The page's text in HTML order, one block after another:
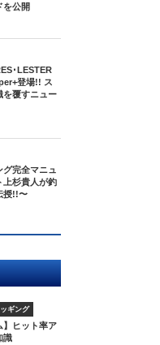
を公開
･LESTER
登場!! ス
を覆すニュー
完全マニュ
上杉貴人が釣
授!!〜
ギング
】ヒット率ア
識